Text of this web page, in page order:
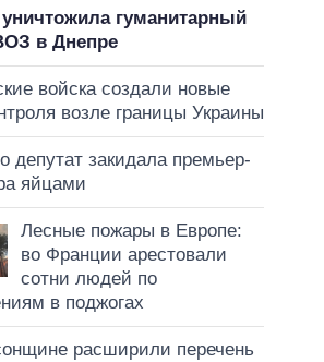
уничтожила гуманитарный
в Днепре
войска создали новые
возле границы Украины
депутат закидала премьер-
яйцами
Лесные пожары в Европе:
во Франции арестовали
сотни людей по
в поджогах
расширили перечень